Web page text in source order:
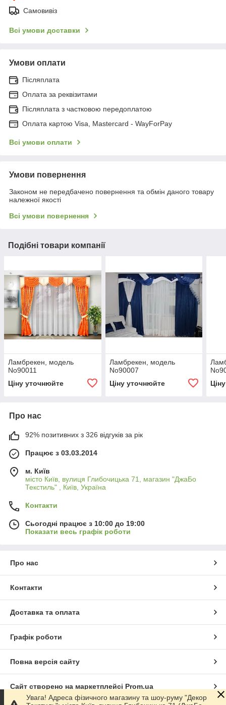
Самовивіз
Всі умови доставки
Умови оплати
Післяплата
Оплата за реквізитами
Післяплата з частковою передоплатою
Оплата картою Visa, Mastercard - WayForPay
Всі умови оплати
Умови повернення
Законом не передбачено повернення та обмін даного товару
належної якості
Всі умови повернення
Подібні товари компанії
Ламбрекен, модель
No90011
Ціну уточнюйте
Ламбрекен, модель
No90007
Ціну уточнюйте
Про нас
92% позитивних з 326 відгуків за рік
Працює з 03.03.2014
м. Київ
місто Київ, вулиця Глибочицька 71, магазин "ДжаБо
Текстиль" , Київ, Україна
Контакти
Сьогодні працює з 10:00 до 19:00
Показати весь графік роботи
Про нас
Контакти
Доставка та оплата
Графік роботи
Повна версія сайту
Сайт створено на маркетплейсі Prom.ua
Увага! Адреса фізичного магазину та шоу-руму "Декор